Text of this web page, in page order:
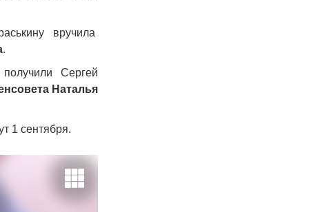
вручила
.
Сергей
Наталья
1 сентября.